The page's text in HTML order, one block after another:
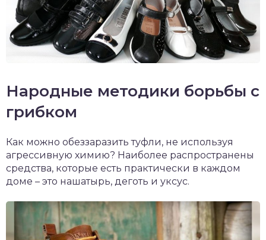
Народные методики борьбы с
грибком
Как можно обеззаразить туфли, не используя
агрессивную химию? Наиболее распространены
средства, которые есть практически в каждом
доме – это нашатырь, деготь и уксус.